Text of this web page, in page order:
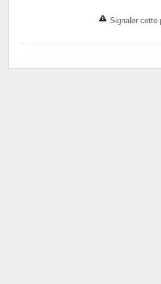
Signaler cette